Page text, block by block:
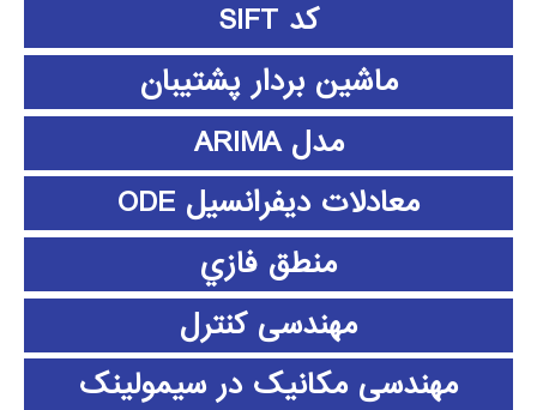
کد SIFT
ماشین بردار پشتیبان
مدل ARIMA
معادلات دیفرانسیل ODE
منطق فازي
مهندسی کنترل
مهندسی مکانیک در سیمولینک